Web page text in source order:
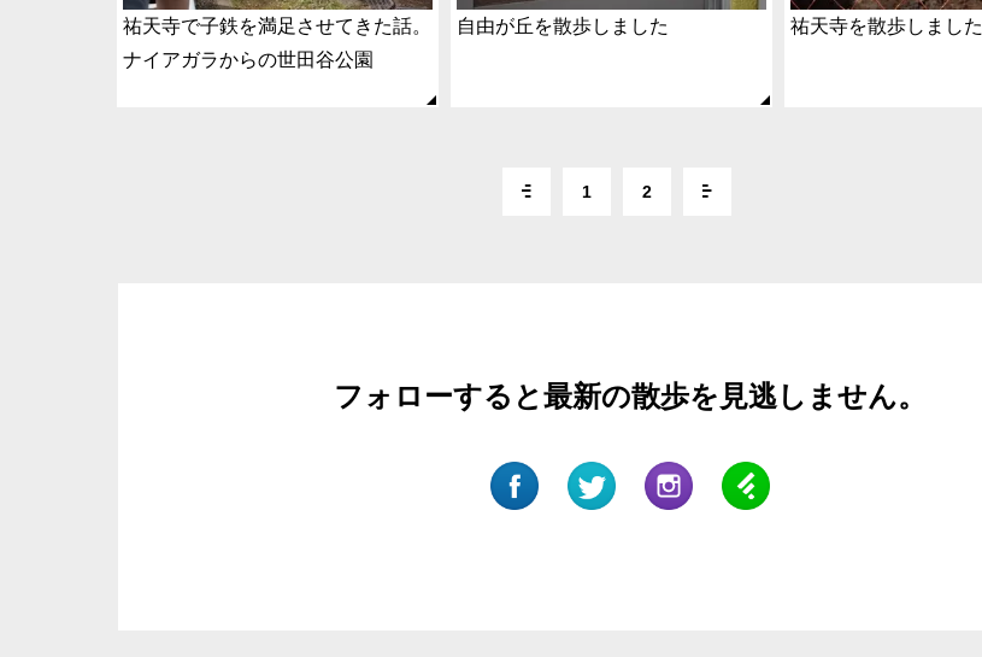
祐天寺で子鉄を満足させてきた話。
ナイアガラからの世田谷公園
自由が丘を散歩しました 祐天寺を散歩しました
1 2
フォローすると最新の散歩を見逃しません。